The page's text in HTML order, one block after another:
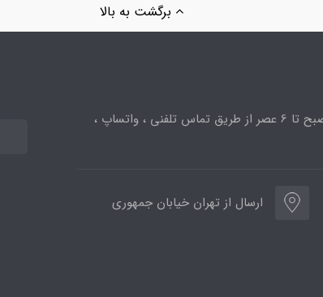
برگشت به بالا
ساعت پاسخگویی از 10صبح تا 6 عصر از طریق تماس تلفنی ، واتساپ ،
ارسال از تهران خیابان جمهوری